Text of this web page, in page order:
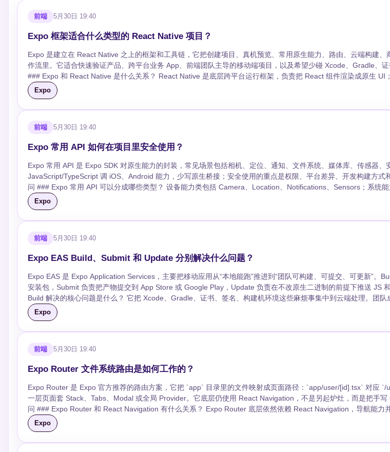
前端 5月30日 19:40
Expo 框架适合什么类型的 React Native 项目？
Expo 是建立在 React Native 之上的框架和工具链，它把创建项目、真机预览、常用原生能力、路由、云端构建、
作流里。它适合快速验证产品、跨平台业务 App、前端团队主导的移动端项目，以及希望少碰 Xcode、Gradle、证书和原
### Expo 和 React Native 是什么关系？ React Native 是底层跨平台运行框架，负责把 React 组件渲染成原生 UI
SDK、CLI、路由和云服务。 ### Expo Go、Development Build、EAS 分别做什么？ Expo Go 适合快速预览通用能力；Development Build 是带有
你自己原生配置的调试包；EAS 负责云端构建、提交商店和发布更新。 ### 哪些项目特别适合用 Expo？ 内容型 App、工具型 App、内部系统、轻
量电商、社区产品、MVP 验证都很适合，因为它们更看重交付速度和跨平台一致性。 ### 什么场景不适合只依赖 Expo Go？ 涉及自定义原生模块、
用能力齐全、构建发布链路顺；代价是要遵守 Expo 的版本节奏和配置方式。 ## 写段命令 ```bash npx create-expo-app my-app npx expo start npx
expo run:ios ```
Expo
前端 5月30日 19:40
Expo 常用 API 如何在项目里安全使用？
Expo 常用 API 是 Expo SDK 对原生能力的封装，常见场景包括相机、定位、通知、文件系统、媒体库、传感器、
JavaScript/TypeScript 调 iOS、Android 能力，少写原生桥接；安全使用的重点是权限、平台差异、开发构建方式和失
问 ### Expo 常用 API 可以分成哪些类型？ 设备能力类包括 Camera、Location、Notifications、Sensors；系统能
SecureStore、Clipboard；媒体类包括 ImagePicker、Audio、Video。 ### 为什么权限明明申请了还是拿不到？ 很多权限既要运行时申请，也要在
app.json 或原生配置里声明用途文案。iOS 用户拒绝后再次请求不一定弹窗，Android 不同版本也有差异。 ### Expo API 和自定义原生模块怎么取
舍？ 常规能力优先用 Expo SDK；需要厂商支付、蓝牙深度能力、特殊后台服务时，要考虑 development build、
务。 ### 实战里权限请求应该放在哪里？ 不要每次渲染都请求权限，也不要一进 App 就弹所有权限。更稳的是在用户触发相机、定位、上传图片等
Location.getCurrentPositionAsync({}); ```
Expo
前端 5月30日 19:40
Expo EAS Build、Submit 和 Update 分别解决什么问题？
Expo EAS 是 Expo Application Services，主要把移动应用从“本地能跑”推进到“团队可构建、可提交、可更新”。
安装包，Submit 负责把产物提交到 App Store 或 Google Play，Update 负责在不改原生二进制的前提下推送 JS 和资源更新。 ##
Build 解决的核心问题是什么？ 它把 Xcode、Gradle、证书、签名、构建机环境这些麻烦事集中到云端处理。团队
包环境。 ### EAS Submit 和 EAS Build 有什么区别？ Build 只负责生成 ipa、aab 或 apk，Submit 负责把产物交给应用商店。构建成功不代表一定
能提交成功，商店账号、版本号和证书仍要匹配。 ### EAS Update 能更新所有线上问题吗？ 不能。它只能更新 JavaScript、图片、字体等资源，不
能新增原生模块、修改权限、scheme 或 Android 原生配置。 ### eas.json 的 profile 应该怎么设计？ development 用 developmentClient，preview
能跑不代表生产包没问题；OTA 更新也要记录 runtimeVersion、channel 和提交哈希，出问题才能回滚。 ## 写段配置 ```json {"build":
Expo
前端 5月30日 19:40
Expo Router 文件系统路由是如何工作的？
Expo Router 是 Expo 官方推荐的路由方案，它把 `app` 目录里的文件映射成页面路径：`app/user/[id].tsx` 对应 `/
一层页面套 Stack、Tabs、Modal 或全局 Provider。它底层仍使用 React Navigation，不是另起炉灶，而是把手写
问 ### Expo Router 和 React Navigation 有什么关系？ Expo Router 底层依然依赖 React Navigation，导航能力
成路由，适合页面多、需要深链或同时支持 Web 的 Expo 项目。 ### 文件系统路由是怎么工作的？ `app/index.tsx` 是首页，`app/settings.tsx` 是
`/settings`，`app/user/[id].tsx` 是动态路由。`(tabs)` 目录用于分组，不直接出现在 URL 里。 ### 动态参数应该怎么读取？ 常用
`useLocalSearchParams` 读取当前页面参数。参数通常是字符串或字符串数组，接口需要数字时要自己转换和校验。 ### 深度链接和 Web
Expo